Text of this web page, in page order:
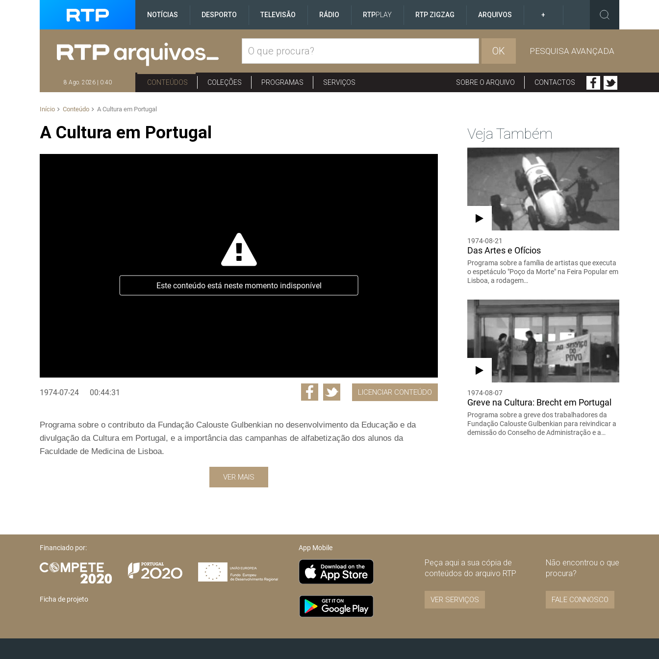
NOTÍCIAS DESPORTO TELEVISÃO RÁDIO RTPPLAY RTP ZIGZAG ARQUIVOS +
OK PESQUISA AVANÇADA
8 Ago. 2026 | 0:40 CONTEÚDOS COLEÇÕES PROGRAMAS SERVIÇOS SOBRE O ARQUIVO CONTACTOS
Início Conteúdo A Cultura em Portugal
A Cultura em Portugal
Este conteúdo está neste momento indisponível
1974-07-24 00:44:31 LICENCIAR CONTEÚDO
Programa sobre o contributo da Fundação Calouste Gulbenkian no desenvolvimento da Educação e da
divulgação da Cultura em Portugal, e a importância das campanhas de alfabetização dos alunos da
Faculdade de Medicina de Lisboa.
VER MAIS
Veja Também
1974-08-21
Das Artes e Ofícios
Programa sobre a família de artistas que executa
o espetáculo "Poço da Morte" na Feira Popular em
Lisboa, a rodagem…
1974-08-07
Greve na Cultura: Brecht em Portugal
Programa sobre a greve dos trabalhadores da
Fundação Calouste Gulbenkian para reivindicar a
demissão do Conselho de Administração e a…
Financiado por:
Ficha de projeto
App Mobile
Peça aqui a sua cópia de
conteúdos do arquivo RTP
VER SERVIÇOS
Não encontrou o que
procura?
FALE CONNOSCO